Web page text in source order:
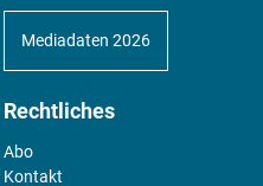
Mediadaten 2026
Rechtliches
Abo
Kontakt